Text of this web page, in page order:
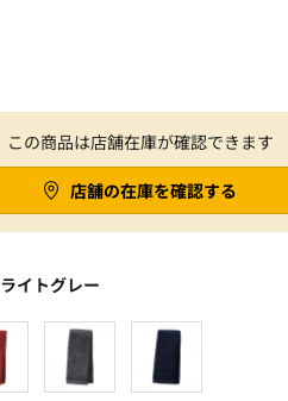
この商品は店舗在庫が確認できます
店舗の在庫を確認する
ライトグレー